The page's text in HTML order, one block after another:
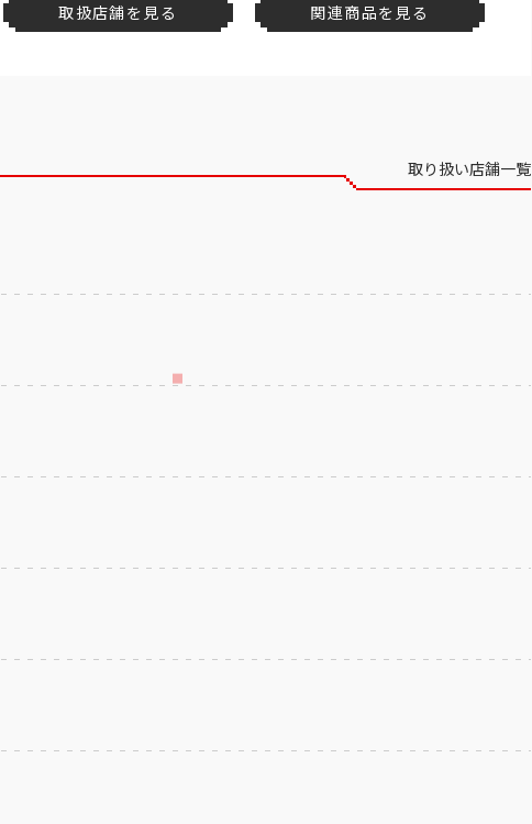
取扱店舗を見る 関連商品を見る
取り扱い店舗一覧